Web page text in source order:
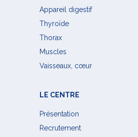
Appareil digestif
Thyroïde
Thorax
Muscles
Vaisseaux, cœur
LE CENTRE
Présentation
Recrutement